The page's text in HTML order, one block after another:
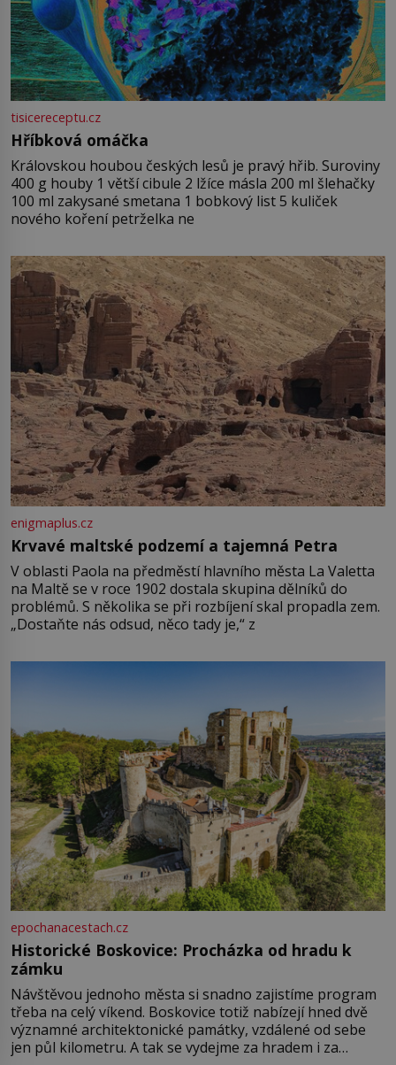
tisicereceptu.cz
Hříbková omáčka
Královskou houbou českých lesů je pravý hřib. Suroviny
400 g houby 1 větší cibule 2 lžíce másla 200 ml šlehačky
100 ml zakysané smetana 1 bobkový list 5 kuliček
nového koření petrželka ne
enigmaplus.cz
Krvavé maltské podzemí a tajemná Petra
V oblasti Paola na předměstí hlavního města La Valetta
na Maltě se v roce 1902 dostala skupina dělníků do
problémů. S několika se při rozbíjení skal propadla zem.
„Dostaňte nás odsud, něco tady je,“ z
epochanacestach.cz
Historické Boskovice: Procházka od hradu k
zámku
Návštěvou jednoho města si snadno zajistíme program
třeba na celý víkend. Boskovice totiž nabízejí hned dvě
významné architektonické památky, vzdálené od sebe
jen půl kilometru. A tak se vydejme za hradem i za